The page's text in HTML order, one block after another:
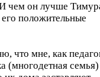
чем он лучше
положительные
что мне, как
(многодетная семья)